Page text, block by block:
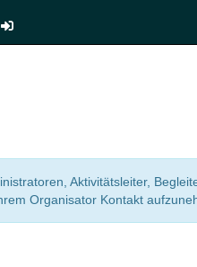
Aktivitätsleiter,
Organisator Kontakt